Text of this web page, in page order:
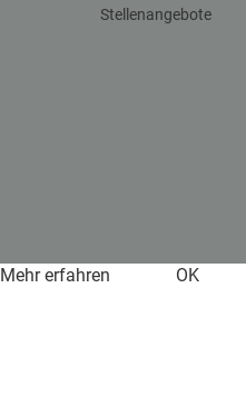
Stellenangebote
Mehr erfahren OK